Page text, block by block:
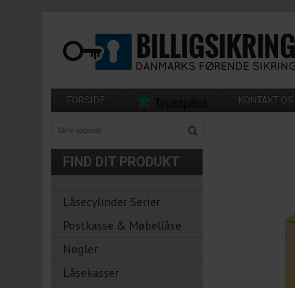
FORSIDE KONTAKT OS
FIND DIT PRODUKT
Låsecylinder Serier
Postkasse & Møbellåse
Nøgler
Låsekasser